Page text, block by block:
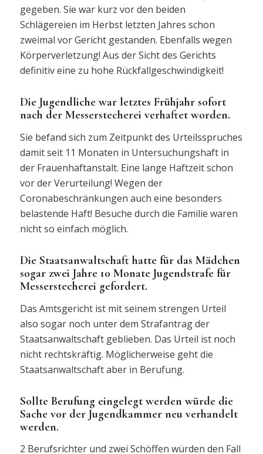
gegeben. Sie war kurz vor den beiden
Schlägereien im Herbst letzten Jahres schon
zweimal vor Gericht gestanden. Ebenfalls wegen
Körperverletzung! Aus der Sicht des Gerichts
definitiv eine zu hohe Rückfallgeschwindigkeit!
Die Jugendliche war letztes Frühjahr sofort
nach der Messerstecherei verhaftet worden.
Sie befand sich zum Zeitpunkt des Urteilsspruches
damit seit 11 Monaten in Untersuchungshaft in
der Frauenhaftanstalt. Eine lange Haftzeit schon
vor der Verurteilung! Wegen der
Coronabeschränkungen auch eine besonders
belastende Haft! Besuche durch die Familie waren
nicht so einfach möglich.
Die Staatsanwaltschaft hatte für das Mädchen
sogar zwei Jahre 10 Monate Jugendstrafe für
Messerstecherei gefordert.
Das Amtsgericht ist mit seinem strengen Urteil
also sogar noch unter dem Strafantrag der
Staatsanwaltschaft geblieben. Das Urteil ist noch
nicht rechtskräftig. Möglicherweise geht die
Staatsanwaltschaft aber in Berufung.
Sollte Berufung eingelegt werden würde die
Sache vor der Jugendkammer neu verhandelt
werden.
2 Berufsrichter und zwei Schöffen würden den Fall